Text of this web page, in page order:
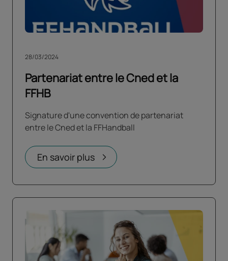
Partenariat entre le Cned et la
FFHB
28/03/2024
Signature d'une convention de partenariat
entre le Cned et la FFHandball
En savoir plus